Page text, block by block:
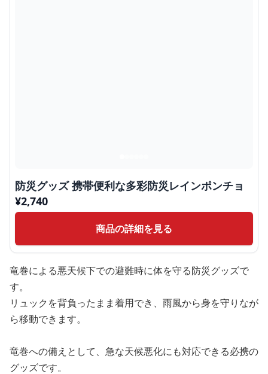
防災グッズ 携帯便利な多彩防災レインポンチョ
¥2,740
商品の詳細を見る
竜巻による悪天候下での避難時に体を守る防災グッズで
す。
リュックを背負ったまま着用でき、雨風から身を守りなが
ら移動できます。
竜巻への備えとして、急な天候悪化にも対応できる必携の
グッズです。